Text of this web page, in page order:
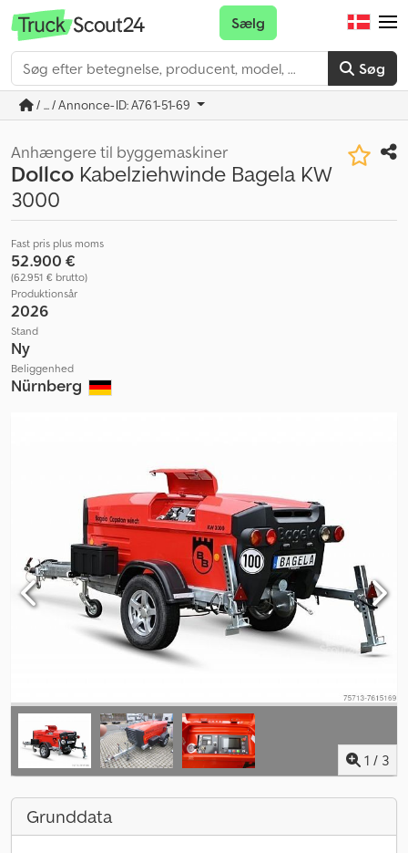
Søg
Sælg
/ ... / Annonce-ID: A761-51-69
Anhængere til byggemaskiner
Dollco Kabelziehwinde Bagela KW
3000
Fast pris plus moms
52.900 €
(62.951 € brutto)
Produktionsår
2026
Stand
Ny
Beliggenhed
Nürnberg
1 / 3
Grunddata